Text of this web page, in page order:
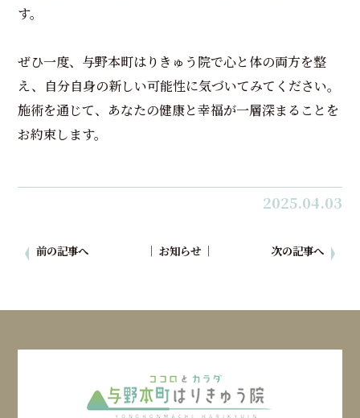
す。
ぜひ一度、与野本町はりきゅう院で心と体の両方を整
え、自分自身の新しい可能性に気づいてみてください。
施術を通じて、あなたの健康と幸福が一層深まることを
お約束します。
2025.04.03
前の記事へ 次の記事へ
│ お知らせ │